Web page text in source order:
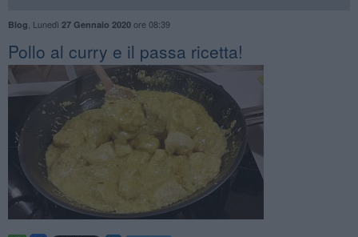
Blog Lunedì 27 Gennaio 2020ore 08:39
​Pollo al curry e il passa ricetta!